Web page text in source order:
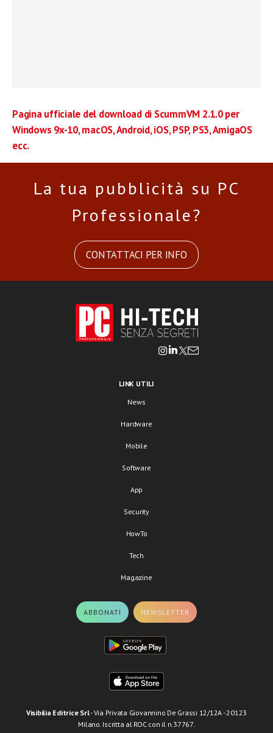
Pagina ufficiale del download di ScummVM 2.1.0 per
Windows 9x-10, macOS, Android, iOS, PSP, PS3, AmigaOS
ecc.
La tua pubblicità su PC
Professionale?
CONTATTACI PER INFO
LINK UTILI
News
Hardware
Mobile
Software
App
Security
HowTo
Tech
Magazine
ABBONATI NEWSLETTER
Visibilia Editrice Srl- Via Privata Giovannino De Grassi 12/12A - 20123
Milano. Iscritta al ROC con il n.37767.